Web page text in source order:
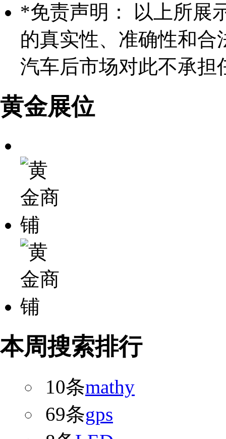
*免责声明： 以上所展
的真实性、准确性和合
汽车后市场对此不承担
黄金展位
本周搜索排行
10条mathy
69条gps